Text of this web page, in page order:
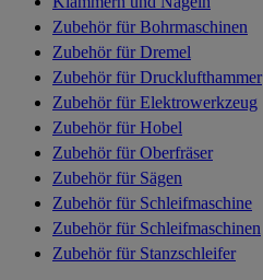
Zubehör für Bohrmaschinen
Zubehör für Dremel
Zubehör für Drucklufthammer
Zubehör für Elektrowerkzeug
Zubehör für Hobel
Zubehör für Oberfräser
Zubehör für Sägen
Zubehör für Schleifmaschine
Zubehör für Schleifmaschinen
Zubehör für Stanzschleifer